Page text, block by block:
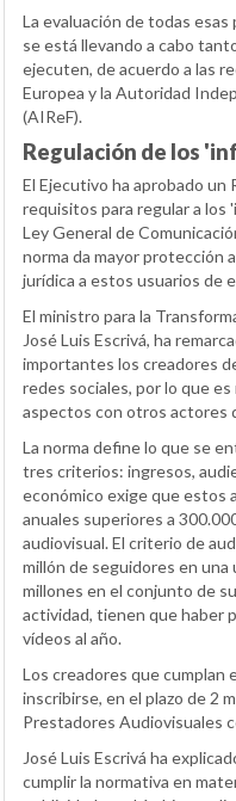
La evaluación de todas esas
se está llevando a cabo
ejecuten, de acuerdo a las
Europea y la Autoridad
(AIReF).
Regulación de los
El Ejecutivo ha aprobado
requisitos para regular a los
Ley General de
norma da mayor protección
jurídica a estos usuarios de
El ministro para la
José Luis Escrivá, ha
importantes los creadores
redes sociales, por lo que
aspectos con otros actores
La norma define lo que se
tres criterios: ingresos,
económico exige que estos
anuales superiores a
audiovisual. El criterio de
millón de seguidores en una
millones en el conjunto de
actividad, tienen que haber
vídeos al año.
Los creadores que
inscribirse, en el plazo de 2
Prestadores Audiovisuales
José Luis Escrivá ha
cumplir la normativa en